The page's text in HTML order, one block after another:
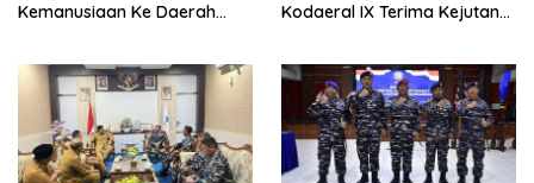
Kemanusiaan Ke Daerah
Kodaeral IX Terima Kejutan